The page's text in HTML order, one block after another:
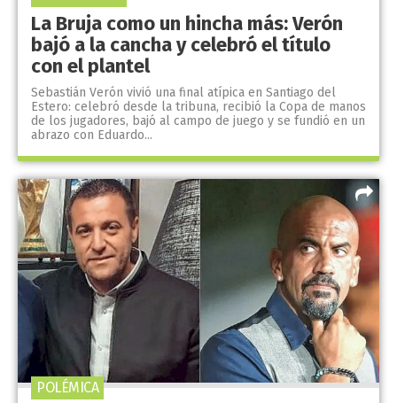
La Bruja como un hincha más: Verón
bajó a la cancha y celebró el título
con el plantel
Sebastián Verón vivió una final atípica en Santiago del
Estero: celebró desde la tribuna, recibió la Copa de manos
de los jugadores, bajó al campo de juego y se fundió en un
abrazo con Eduardo...
POLÉMICA